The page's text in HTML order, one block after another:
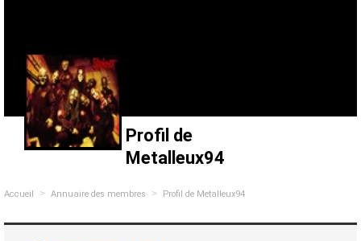
Profil de
Metalleux94
Accueil > Annuaire des membres > Profil de Metalleux94